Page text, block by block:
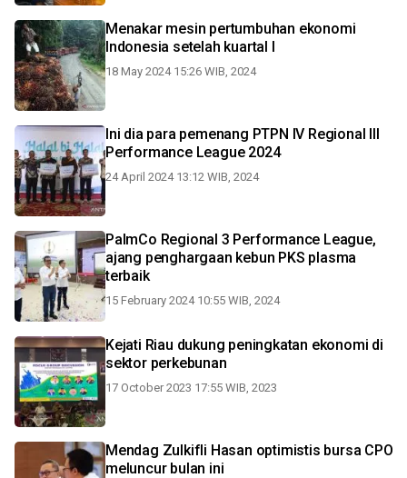
Menakar mesin pertumbuhan ekonomi
Indonesia setelah kuartal I
18 May 2024 15:26 WIB, 2024
Ini dia para pemenang PTPN IV Regional III
Performance League 2024
24 April 2024 13:12 WIB, 2024
PalmCo Regional 3 Performance League,
ajang penghargaan kebun PKS plasma
terbaik
15 February 2024 10:55 WIB, 2024
Kejati Riau dukung peningkatan ekonomi di
sektor perkebunan
17 October 2023 17:55 WIB, 2023
Mendag Zulkifli Hasan optimistis bursa CPO
meluncur bulan ini